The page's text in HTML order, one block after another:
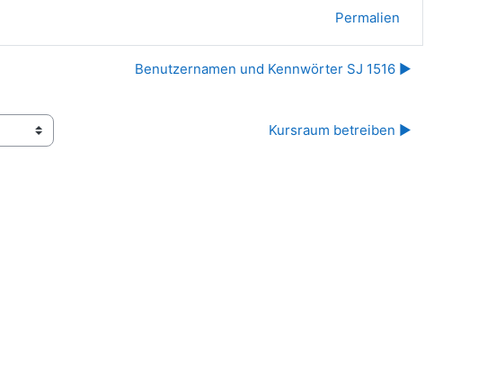
Permalien
Benutzernamen und Kennwörter SJ 1516 ▶︎
Kursraum betreiben ▶︎